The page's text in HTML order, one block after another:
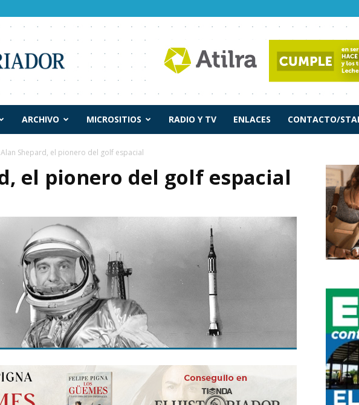
ARCHIVO MICROSITIOS RADIO Y TV ENLACES CONTACTO/
Alan Shepard, el pionero del golf espacial
el pionero del golf espacial